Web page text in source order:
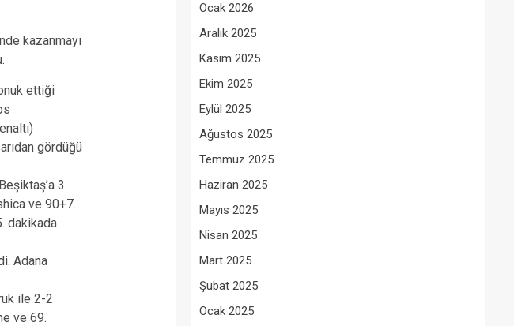
kazanmayı
ettiği
gördüğü
3
ve 90+7.
dakikada
Adana
ile 2-2
ve 69.
Ocak 2026
Aralık 2025
Kasım 2025
Ekim 2025
Eylül 2025
Ağustos 2025
Temmuz 2025
Haziran 2025
Mayıs 2025
Nisan 2025
Mart 2025
Şubat 2025
Ocak 2025